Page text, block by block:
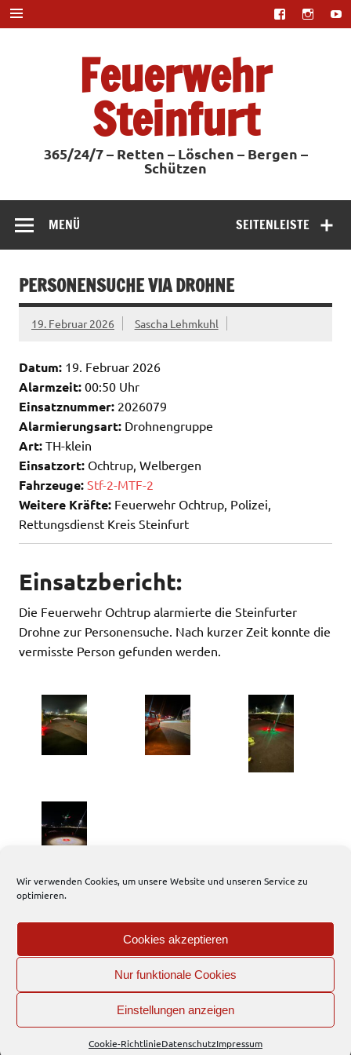
Wir verwenden Cookies, um unsere Website und unseren Service zu
optimieren.
Cookies akzeptieren
Nur funktionale Cookies
Einstellungen anzeigen
Cookie-RichtlinieDatenschutzImpressum
Zum
Inhalt
springen
Feuerwehr
Steinfurt
365/24/7 – Retten – Löschen – Bergen –
Schützen
SEITENLEISTE
MENÜ
PERSONENSUCHE VIA DROHNE
19. Februar 2026 Sascha Lehmkuhl
Datum: 19. Februar 2026
Alarmzeit: 00:50 Uhr
Einsatznummer: 2026079
Alarmierungsart: Drohnengruppe
Art: TH-klein
Einsatzort: Ochtrup, Welbergen
Fahrzeuge: Stf-2-MTF-2
Weitere Kräfte: Feuerwehr Ochtrup, Polizei,
Rettungsdienst Kreis Steinfurt
Einsatzbericht:
Die Feuerwehr Ochtrup alarmierte die Steinfurter
Drohne zur Personensuche. Nach kurzer Zeit konnte die
vermisste Person gefunden werden.
679 total views
EFD
Interner Bereich
WordPress-Theme: Dynamic News von ThemeZee.